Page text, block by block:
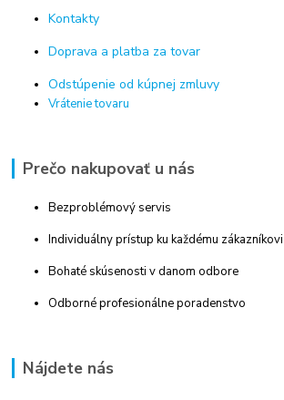
Kontakty
Doprava a platba za tovar
Odstúpenie od kúpnej zmluvy
Vrátenie tovaru
Prečo nakupovať u nás
Bezproblémový servis
Individuálny prístup ku každému zákazníkovi
Bohaté skúsenosti v danom odbore
Odborné profesionálne poradenstvo
Nájdete nás